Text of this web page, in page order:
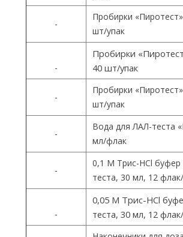
-
Пробирки
шт/упак
-
Пробирки
40 шт/упак
-
Пробирки
шт/упак
-
Вода для ЛАЛ-теста
мл/флак
-
0,1 М Трис-HCl
теста, 30 мл, 12
-
0,05 М Трис-HCl
теста, 30 мл, 12